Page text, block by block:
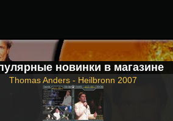
новинки в магазине
Thomas Anders - Heilbronn 2007